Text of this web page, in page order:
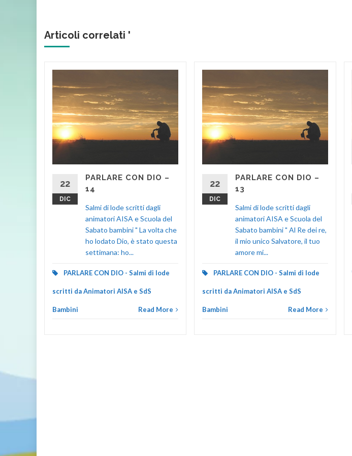
Articoli correlati '
22
DIC
PARLARE CON DIO –
14
Salmi di lode scritti dagli
animatori AISA e Scuola del
Sabato bambini " La volta che
ho lodato Dio, è stato questa
settimana: ho...
PARLARE CON DIO - Salmi di lode
scritti da Animatori AISA e SdS
Bambini Read More
22
DIC
PARLARE CON DIO –
13
Salmi di lode scritti dagli
animatori AISA e Scuola del
Sabato bambini " Al Re dei re,
il mio unico Salvatore, il tuo
amore mi...
PARLARE CON DIO - Salmi di lode
scritti da Animatori AISA e SdS
Bambini Read More